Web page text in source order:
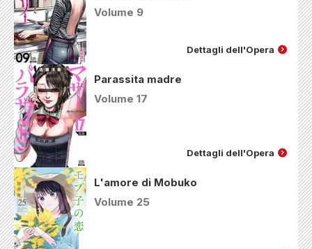
Volume 9
Dettagli dell'Opera
Parassita madre
Volume 17
Dettagli dell'Opera
L'amore di Mobuko
Volume 25